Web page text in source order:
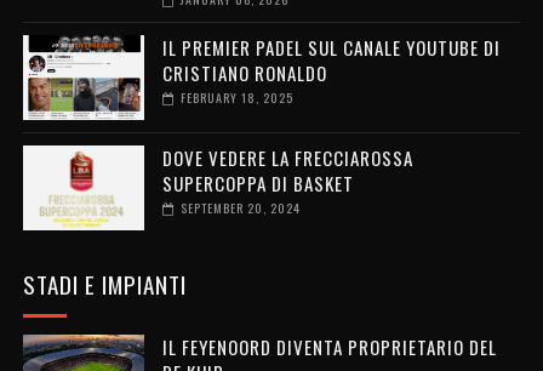
IL PREMIER PADEL SUL CANALE YOUTUBE DI
CRISTIANO RONALDO
FEBRUARY 18, 2025
DOVE VEDERE LA FRECCIAROSSA
SUPERCOPPA DI BASKET
SEPTEMBER 20, 2024
STADI E IMPIANTI
IL FEYENOORD DIVENTA PROPRIETARIO DEL